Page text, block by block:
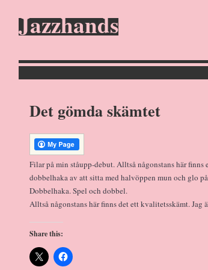
Jazzhands
Det gömda skämtet
Filar på min ståupp-debut. Alltså någonstans här finns
dobbelhaka av att sitta med halvöppen mun och glo
Dobbelhaka. Spel och dobbel.
Alltså någonstans här finns det ett kvalitetsskämt. Jag
Share this: